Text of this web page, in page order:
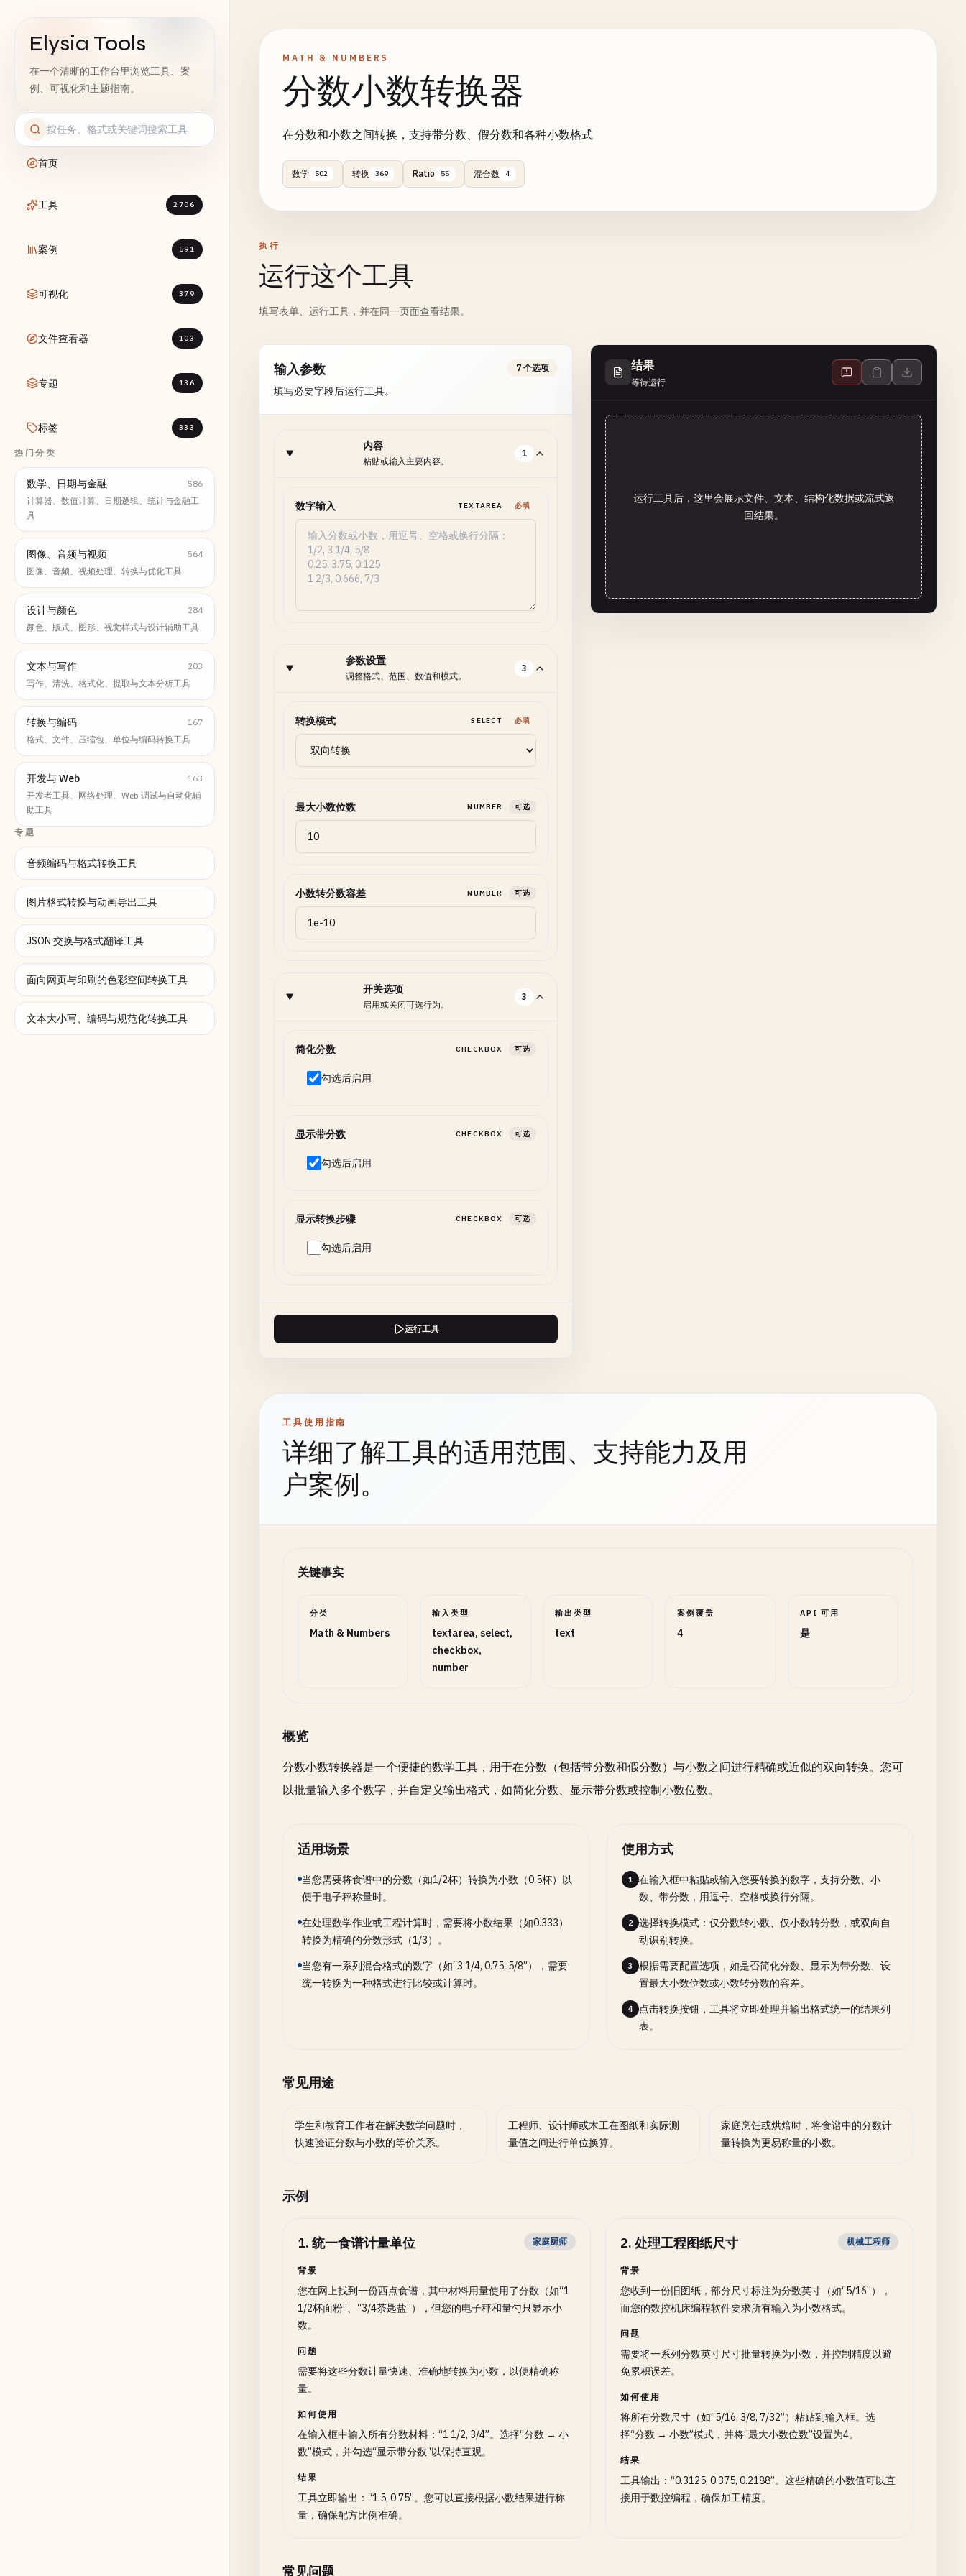
Elysia Tools
在一个清晰的工作台里浏览工具、案
例、可视化和主题指南。
首页
工具 2706
案例 591
可视化 379
文件查看器 103
专题 136
标签 333
热门分类
数学、日期与金融
586
计算器、数值计算、日期逻辑、统计与金融工
具
图像、音频与视频
564
图像、音频、视频处理、转换与优化工具
设计与颜色
284
颜色、版式、图形、视觉样式与设计辅助工具
文本与写作
203
写作、清洗、格式化、提取与文本分析工具
转换与编码
167
格式、文件、压缩包、单位与编码转换工具
开发与 Web
163
开发者工具、网络处理、Web 调试与自动化辅
助工具
专题
音频编码与格式转换工具
图片格式转换与动画导出工具
JSON 交换与格式翻译工具
面向网页与印刷的色彩空间转换工具
文本大小写、编码与规范化转换工具
MATH & NUMBERS
分数小数转换器
在分数和小数之间转换，支持带分数、假分数和各种小数格式
数学 502 转换 369 Ratio 55 混合数 4
执行
运行这个工具
填写表单、运行工具，并在同一页面查看结果。
输入参数
填写必要字段后运行工具。
7 个选项
内容
粘贴或输入主要内容。
1
数字输入 TEXTAREA 必填
参数设置
调整格式、范围、数值和模式。
3
转换模式 SELECT 必填
最大小数位数 NUMBER 可选
小数转分数容差 NUMBER 可选
开关选项
启用或关闭可选行为。
3
简化分数 CHECKBOX 可选
勾选后启用
显示带分数 CHECKBOX 可选
勾选后启用
显示转换步骤 CHECKBOX 可选
勾选后启用
运行工具
结果
等待运行
运行工具后，这里会展示文件、文本、结构化数据或流式返
回结果。
工具使用指南
详细了解工具的适用范围、支持能力及用
户案例。
关键事实
分类
Math & Numbers
输入类型
textarea, select,
checkbox,
number
输出类型
text
案例覆盖
4
API 可用
是
概览
分数小数转换器是一个便捷的数学工具，用于在分数（包括带分数和假分数）与小数之间进行精确或近似的双向转换。您可
以批量输入多个数字，并自定义输出格式，如简化分数、显示带分数或控制小数位数。
适用场景
当您需要将食谱中的分数（如1/2杯）转换为小数（0.5杯）以
便于电子秤称量时。
在处理数学作业或工程计算时，需要将小数结果（如0.333）
转换为精确的分数形式（1/3）。
当您有一系列混合格式的数字（如“3 1/4, 0.75, 5/8”），需要
统一转换为一种格式进行比较或计算时。
使用方式
1
在输入框中粘贴或输入您要转换的数字，支持分数、小
数、带分数，用逗号、空格或换行分隔。
2
选择转换模式：仅分数转小数、仅小数转分数，或双向自
动识别转换。
3
根据需要配置选项，如是否简化分数、显示为带分数、设
置最大小数位数或小数转分数的容差。
4
点击转换按钮，工具将立即处理并输出格式统一的结果列
表。
常见用途
学生和教育工作者在解决数学问题时，
快速验证分数与小数的等价关系。
工程师、设计师或木工在图纸和实际测
量值之间进行单位换算。
家庭烹饪或烘焙时，将食谱中的分数计
量转换为更易称量的小数。
示例
1. 统一食谱计量单位 家庭厨师
背景
您在网上找到一份西点食谱，其中材料用量使用了分数（如“1
1/2杯面粉”、“3/4茶匙盐”），但您的电子秤和量勺只显示小
数。
问题
需要将这些分数计量快速、准确地转换为小数，以便精确称
量。
如何使用
在输入框中输入所有分数材料：“1 1/2, 3/4”。选择“分数 → 小
数”模式，并勾选“显示带分数”以保持直观。
结果
工具立即输出：“1.5, 0.75”。您可以直接根据小数结果进行称
量，确保配方比例准确。
2. 处理工程图纸尺寸 机械工程师
背景
您收到一份旧图纸，部分尺寸标注为分数英寸（如“5/16”），
而您的数控机床编程软件要求所有输入为小数格式。
问题
需要将一系列分数英寸尺寸批量转换为小数，并控制精度以避
免累积误差。
如何使用
将所有分数尺寸（如“5/16, 3/8, 7/32”）粘贴到输入框。选
择“分数 → 小数”模式，并将“最大小数位数”设置为4。
结果
工具输出：“0.3125, 0.375, 0.2188”。这些精确的小数值可以直
接用于数控编程，确保加工精度。
常见问题